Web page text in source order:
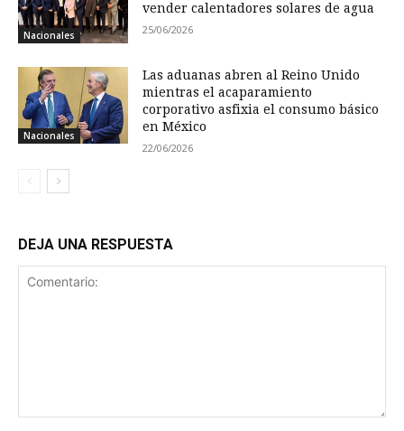
Nacionales
vender calentadores solares de agua
25/06/2026
Nacionales
Las aduanas abren al Reino Unido
mientras el acaparamiento
corporativo asfixia el consumo básico
en México
22/06/2026
DEJA UNA RESPUESTA